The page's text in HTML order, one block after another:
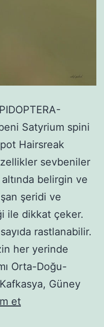
Satyrium spini
Hairsreak
sevbeniler
belirgin ve
şeridi ve
ile dikkat çeker.
rastlanabilir.
her yerinde
Orta-Doğu-
Güney
etgüzel